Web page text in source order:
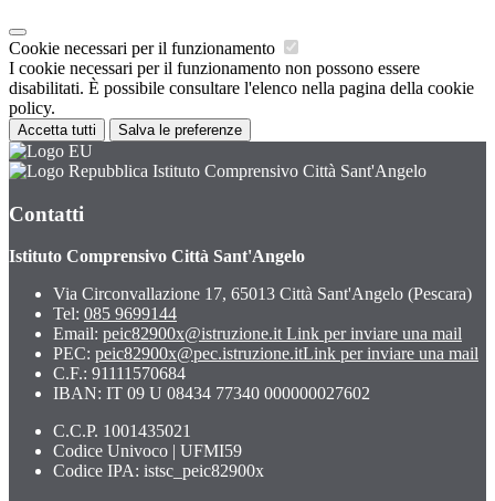
Cookie necessari per il funzionamento
I cookie necessari per il funzionamento non possono essere
disabilitati. È possibile consultare l'elenco nella pagina della cookie
policy.
Accetta tutti Salva le preferenze
Istituto Comprensivo Città Sant'Angelo
Contatti
Istituto Comprensivo Città Sant'Angelo
Via Circonvallazione 17, 65013 Città Sant'Angelo (Pescara)
Tel: 085 9699144
Email: peic82900x@istruzione.itLink per inviare una mail
PEC: peic82900x@pec.istruzione.itLink per inviare una mail
C.F.: 91111570684
IBAN: IT 09 U 08434 77340 000000027602
C.C.P. 1001435021
Codice Univoco | UFMI59
Codice IPA: istsc_peic82900x